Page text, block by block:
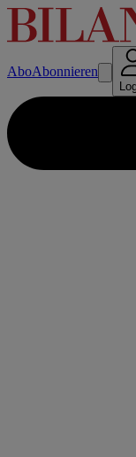
AboAbonnieren